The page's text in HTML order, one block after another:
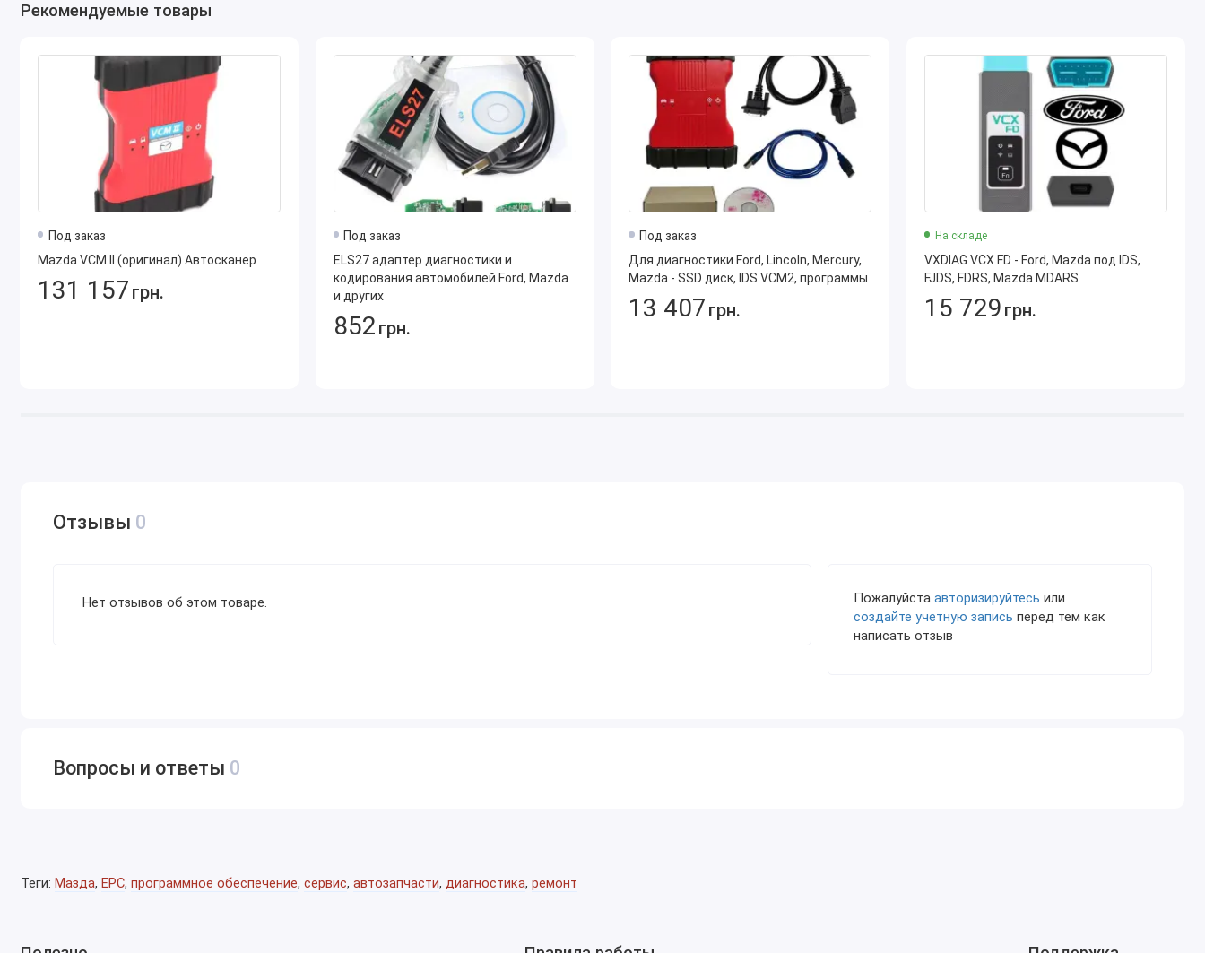
Системные требования
Операционная система: Windows 10, 11 (не Home)
Жесткий диск: 10–15 ГБ свободного места
EPC – это профессиональное программное обеспечение для поиска оригинальных запчастей Mazda, которое
упрощает обслуживание и ремонт автомобилей бренда.
Цена указана за Mazda EPC Japan 2010, более новые версии и регионы можно выбрать рядом с кнопкой Купить.
Установить данную программу помогут специалисты нашей компании. Обращайтесь, и уже через пару часов программ
будет установлена на ваш компьютер. Для этого необходимо наличие на вашем ПК программы удаленного доступа
Рекомендуемые товары
Под заказ
Mazda VCM II (оригинал) Автосканер
131 157 грн.
Под заказ
ELS27 адаптер диагностики и
кодирования автомобилей Ford, Mazda
и других
852 грн.
Под заказ
Для диагностики Ford, Lincoln, Mercury,
Mazda - SSD диск, IDS VCM2, программы
13 407 грн.
На складе
VXDIAG VCX FD - Ford, Mazda под IDS,
FJDS, FDRS, Mazda MDARS
15 729 грн.
Отзывы 0
Нет отзывов об этом товаре. Пожалуйста авторизируйтесь или
создайте учетную запись перед тем как
написать отзыв
Вопросы и ответы 0
Теги: Мазда, EPC, программное обеспечение, сервис, автозапчасти, диагностика, ремонт